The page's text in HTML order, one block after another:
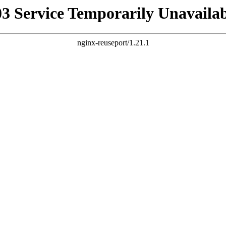
Service Temporarily
nginx-reuseport/1.21.1